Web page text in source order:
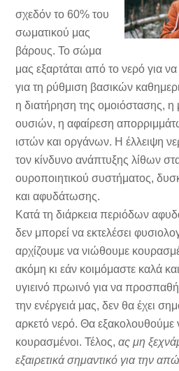
σχεδόν το 60% του
σωματικού μας
βάρους. Το σώμα
μας εξαρτάται από το νερό για
για τη ρύθμιση βασικών
η διατήρηση της ομοιόστασης,
ουσιών, η αφαίρεση
ιστών και οργάνων. Η έλλειψη
τον κίνδυνο ανάπτυξης λίθων
ουροποιητικού συστήματος,
και αφυδάτωσης.
Κατά τη διάρκεια περιόδων
δεν μπορεί να εκτελέσει
αρχίζουμε να νιώθουμε
ακόμη κι εάν κοιμόμαστε καλά
υγιεινό πρωινό για να
την ενέργειά μας, δεν θα έχει
αρκετό νερό. Θα εξακολουθούμε
κουρασμένοι. Τέλος,ας μη
εξαιρετικά σημαντικό για την